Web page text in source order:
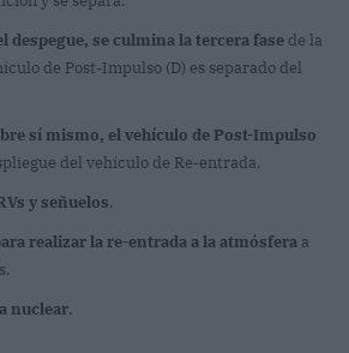
despegue, se culmina la tercera fase de la
de Post-Impulso (D) es separado del
sí mismo, el vehículo de Post-Impulso
del vehículo de Re-entrada.
y señuelos.
realizar la re-entrada a la atmósfera a
nuclear.